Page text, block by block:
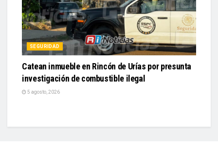
SEGURIDAD
Catean inmueble en Rincón de Urías por presunta
investigación de combustible ilegal
5 agosto, 2026